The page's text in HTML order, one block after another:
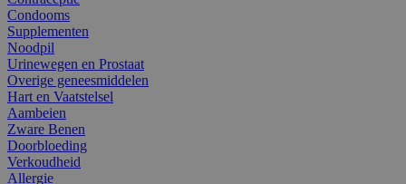
Condooms
Supplementen
Noodpil
Urinewegen en Prostaat
Overige geneesmiddelen
Hart en Vaatstelsel
Aambeien
Zware Benen
Doorbloeding
Verkoudheid
Allergie